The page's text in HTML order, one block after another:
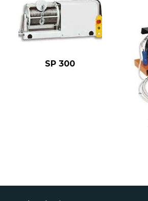
SP 300